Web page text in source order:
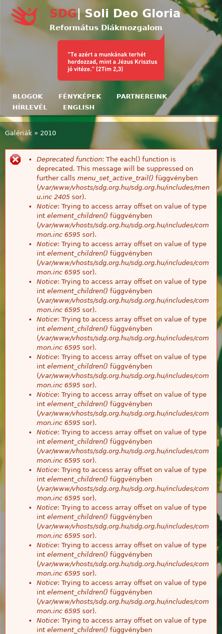
SDG| Soli Deo Gloria
Református Diákmozgalom
BLOGOK FÉNYKÉPEK
PARTNEREINK
HÍRLEVÉL
ENGLISH
Jelenlegi hely
Galériák » 2010
Hibaüzenet
Deprecated function: The each() function is
deprecated. This message will be suppressed on
further calls menu_set_active_trail() függvényben
(/var/www/vhosts/sdg.org.hu/sdg.org.hu/includes/men
u.inc 2405 sor).
Notice: Trying to access array offset on value of type
int element_children() függvényben
(/var/www/vhosts/sdg.org.hu/sdg.org.hu/includes/com
mon.inc 6595 sor).
Notice: Trying to access array offset on value of type
int element_children() függvényben
(/var/www/vhosts/sdg.org.hu/sdg.org.hu/includes/com
mon.inc 6595 sor).
Notice: Trying to access array offset on value of type
int element_children() függvényben
(/var/www/vhosts/sdg.org.hu/sdg.org.hu/includes/com
mon.inc 6595 sor).
Notice: Trying to access array offset on value of type
int element_children() függvényben
(/var/www/vhosts/sdg.org.hu/sdg.org.hu/includes/com
mon.inc 6595 sor).
Notice: Trying to access array offset on value of type
int element_children() függvényben
(/var/www/vhosts/sdg.org.hu/sdg.org.hu/includes/com
mon.inc 6595 sor).
Notice: Trying to access array offset on value of type
int element_children() függvényben
(/var/www/vhosts/sdg.org.hu/sdg.org.hu/includes/com
mon.inc 6595 sor).
Notice: Trying to access array offset on value of type
int element_children() függvényben
(/var/www/vhosts/sdg.org.hu/sdg.org.hu/includes/com
mon.inc 6595 sor).
Notice: Trying to access array offset on value of type
int element_children() függvényben
(/var/www/vhosts/sdg.org.hu/sdg.org.hu/includes/com
mon.inc 6595 sor).
Notice: Trying to access array offset on value of type
int element_children() függvényben
(/var/www/vhosts/sdg.org.hu/sdg.org.hu/includes/com
mon.inc 6595 sor).
Notice: Trying to access array offset on value of type
int element_children() függvényben
(/var/www/vhosts/sdg.org.hu/sdg.org.hu/includes/com
mon.inc 6595 sor).
Notice: Trying to access array offset on value of type
int element_children() függvényben
(/var/www/vhosts/sdg.org.hu/sdg.org.hu/includes/com
mon.inc 6595 sor).
Notice: Trying to access array offset on value of type
int element_children() függvényben